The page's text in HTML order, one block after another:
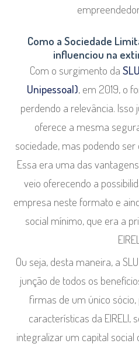
Como a Sociedade
influenciou na
Com o surgimento da
Unipessoal), em 2019, o
perdendo a relevância. Isso
oferece a mesma
sociedade, mas podendo
Essa era uma das
veio oferecendo a
empresa neste formato e
social mínimo, que era a
Ou seja, desta maneira, a
junção de todos os
firmas de um único
características da EIRELI,
integralizar um capital social